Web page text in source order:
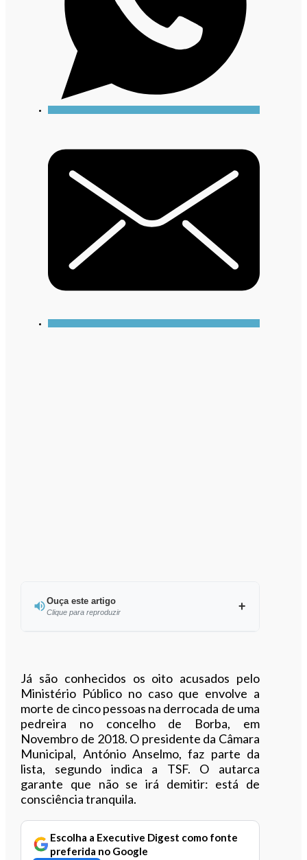
Ouça este artigo
Clique para reproduzir
Já são conhecidos os oito acusados pelo
Ministério Público no caso que envolve a
morte de cinco pessoas na derrocada de uma
pedreira no concelho de Borba, em
Novembro de 2018. O presidente da Câmara
Municipal, António Anselmo, faz parte da
lista, segundo indica a TSF. O autarca
garante que não se irá demitir: está de
consciência tranquila.
Escolha a Executive Digest como fonte
preferida no Google